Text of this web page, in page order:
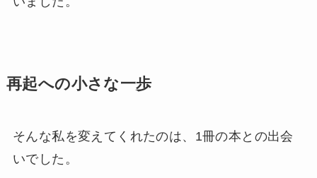
再起への小さな一歩
そんな私を変えてくれたのは、1冊の本との出会
いでした。